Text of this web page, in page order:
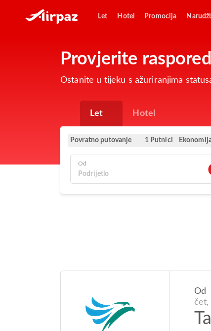
Let Hotel Promocija
Provjerite
Ostanite u tijeku s ažuriranjima
Let Hotel
Povratno putovanje 1 Putnici
Od
Od
čet,